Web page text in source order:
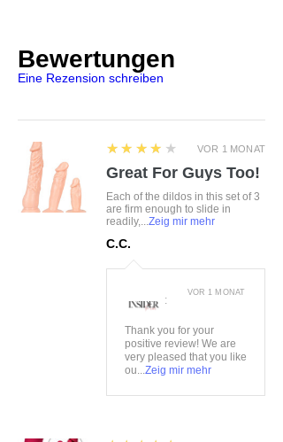
Farbe:silber
Material:97%Polyester,
Bewertungen
Eine Rezension schreiben
VOR 1 MONAT
4
★★★★★
Great For Guys Too!
Each of the dildos in this set of 3
are firm enough to slide in
readily,...Zeig mir mehr
C.C.
:
Thank you for your
positive review! We are
very pleased that you like
ou...Zeig mir mehr
VOR 1 MONAT